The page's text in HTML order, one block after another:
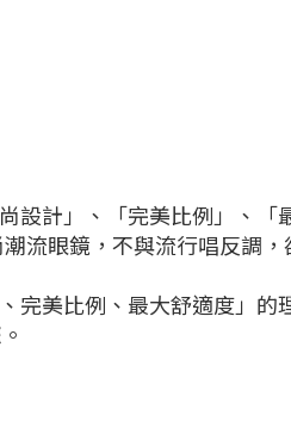
計」、「完美比例」、「
流眼鏡，不與流行唱反調，
完美比例、最大舒適度」的